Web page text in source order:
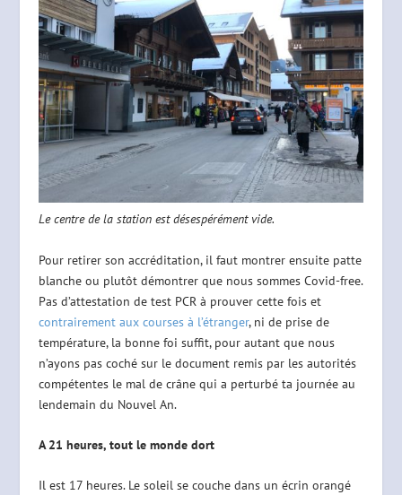
Le centre de la station est désespérément vide.
Pour retirer son accréditation, il faut montrer ensuite patte
blanche ou plutôt démontrer que nous sommes Covid-free.
Pas d’attestation de test PCR à prouver cette fois et
contrairement aux courses à l’étranger, ni de prise de
température, la bonne foi suffit, pour autant que nous
n’ayons pas coché sur le document remis par les autorités
compétentes le mal de crâne qui a perturbé ta journée au
lendemain du Nouvel An.
A 21 heures, tout le monde dort
Il est 17 heures. Le soleil se couche dans un écrin orangé